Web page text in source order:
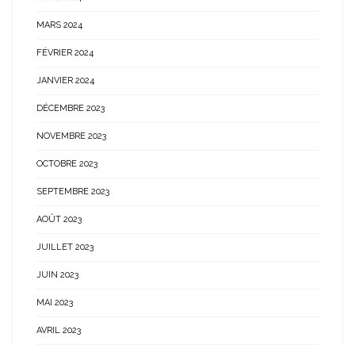
MARS 2024
FÉVRIER 2024
JANVIER 2024
DÉCEMBRE 2023
NOVEMBRE 2023
OCTOBRE 2023
SEPTEMBRE 2023
AOÛT 2023
JUILLET 2023
JUIN 2023
MAI 2023
AVRIL 2023